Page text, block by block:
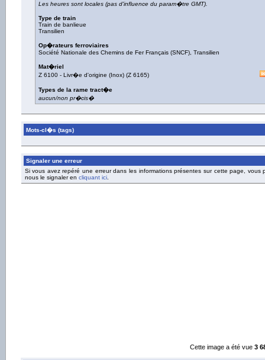
Les heures sont locales (pas d'influence du param�tre GMT).
Type de train
Train de banlieue
Transilien
Op�rateurs ferroviaires
Société Nationale des Chemins de Fer Français (SNCF) Transilien
Mat�riel
Z 6100 - Livr�e d'origine (Inox) (Z 6165)
Types de la rame tract�e
aucun/non pr�cis�
Mots-cl�s (tags)
Signaler une erreur
Si vous avez repéré une erreur dans les informations présentes sur cette page, vous
nous le signaler en cliquant ici.
Cette image a été vue 3